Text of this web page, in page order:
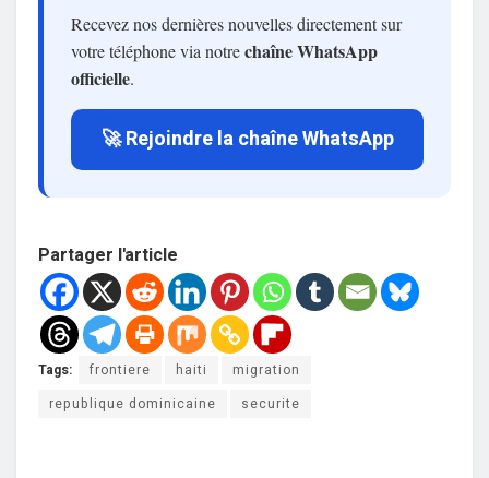
Recevez nos dernières nouvelles directement sur
votre téléphone via notrechaîne WhatsApp
officielle.
🚀 Rejoindre la chaîne WhatsApp
Partager l'article
Tags: frontiere haiti
migration
republique dominicaine
securite